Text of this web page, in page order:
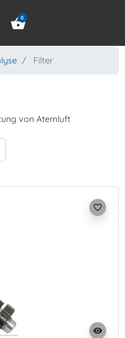
shopping_basket
0
Filter
von Atemluft
visibility
favorite_border